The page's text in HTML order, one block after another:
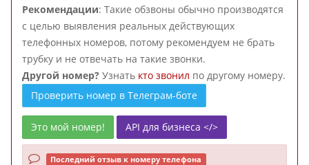
Рекомендации: Такие обзвоны обычно производятся
с целью выявления реальных действующих
телефонных номеров, потому рекомендуем не брать
трубку и не отвечать на такие звонки.
Другой номер? Узнать кто звонил по другому номеру.
Проверить номер в Телеграм-боте
Это мой номер! API для бизнеса </>
Последний отзыв к номеру телефона